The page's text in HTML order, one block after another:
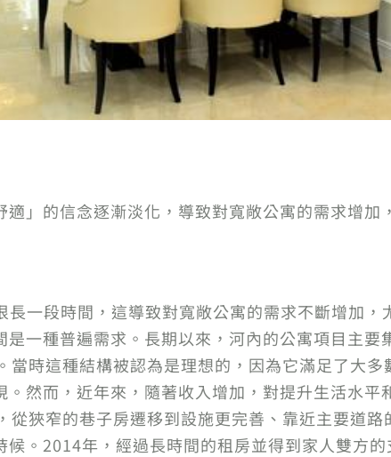
」的信念逐漸淡化，導致對寬敞公寓的需求增加
一段時間，這導致對寬敞公寓的需求不斷增加，
一種普遍需求。長期以來，河內的公寓項目主要
時這種結構被認為是理想的，因為它滿足了大
然而，近年來，隨著收入增加，對提升生活水平
從狹窄的巷子房遷移到設施更完善、靠近主要道
。2014年，經過長時間的租房並得到家人雙方